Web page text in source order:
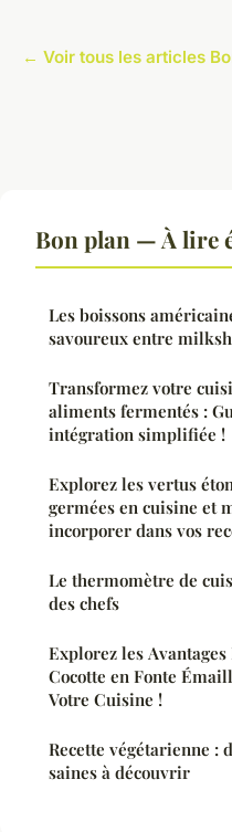
← Voir tous les articles
Bon plan — À lire
Les boissons
savoureux entre
Transformez votre
aliments fermentés :
intégration simplifiée !
Explorez les vertus
germées en cuisine et
incorporer dans vos
Le thermomètre de
des chefs
Explorez les
Cocotte en Fonte
Votre Cuisine !
Recette végétarienne :
saines à découvrir